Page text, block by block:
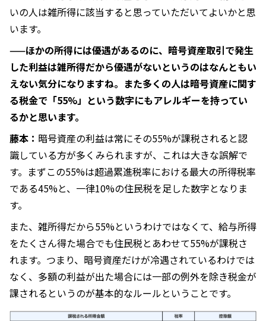
いの人は雑所得に該当すると思っていただいてよいかと思
います。
——ほかの所得には優遇があるのに、暗号資産取引で発生
した利益は雑所得だから優遇がないというのはなんともい
えない気分になりますね。また多くの人は暗号資産に関す
る税金で「55%」という数字にもアレルギーを持ってい
るかと思います。
藤本： 暗号資産の利益は常にその55%が課税されると認
識している方が多くみられますが、これは大きな誤解で
す。まずこの55%は超過累進税率における最大の所得税率
である45%と、一律10%の住民税を足した数字となりま
す。
また、雑所得だから55%というわけではなくて、給与所得
をたくさん得た場合でも住民税とあわせて55%が課税さ
れます。つまり、暗号資産だけが冷遇されているわけでは
なく、多額の利益が出た場合には一部の例外を除き税金が
課されるというのが基本的なルールということです。